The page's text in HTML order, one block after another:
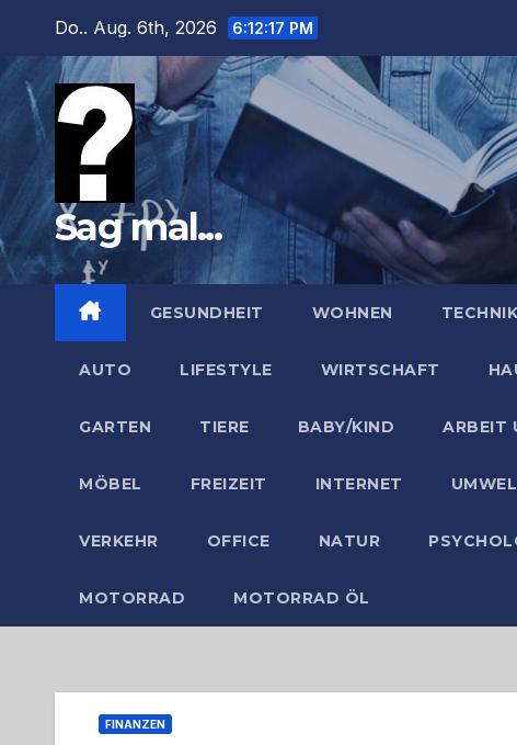
springen
Do.. Aug. 6th, 2026 6:12:18 PM
Sag mal...
GESUNDHEIT WOHNEN TECHNIK
AUTO LIFESTYLE WIRTSCHAFT
GARTEN TIERE BABY/KIND ARBEIT
MÖBEL FREIZEIT INTERNET
VERKEHR OFFICE NATUR
MOTORRAD MOTORRAD ÖL
FINANZEN